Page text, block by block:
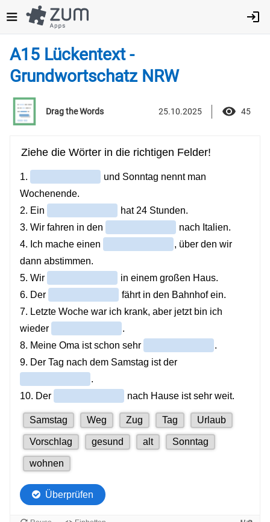
zum
Inhalt
A15 Lückentext -
Grundwortschatz NRW
Drag the Words 25.10.2025 45